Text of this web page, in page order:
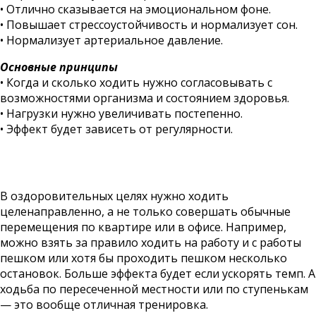
• Отлично сказывается на эмоциональном фоне.
• Повышает стрессоустойчивость и нормализует сон.
• Нормализует артериальное давление.
Основные принципы
• Когда и сколько ходить нужно согласовывать с
возможностями организма и состоянием здоровья.
• Нагрузки нужно увеличивать постепенно.
• Эффект будет зависеть от регулярности.
В оздоровительных целях нужно ходить
целенаправленно, а не только совершать обычные
перемещения по квартире или в офисе. Например,
можно взять за правило ходить на работу и с работы
пешком или хотя бы проходить пешком несколько
остановок. Больше эффекта будет если ускорять темп. А
ходьба по пересеченной местности или по ступенькам
— это вообще отличная тренировка.